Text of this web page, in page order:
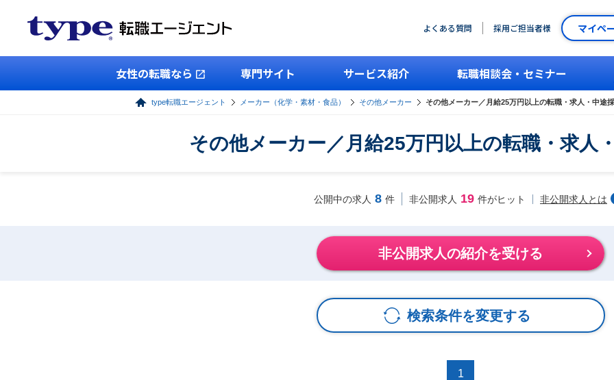
よくある質問 採用ご担当者様 マイペ
女性の転職なら 専門サイト サービス紹介 転職相談会・セミナー
type転職エージェント メーカー（化学・素材・食品） その他メーカー その他メーカー／月給25万円以上の転職・求人・中途
その他メーカー／月給25万円以上の転職・求人
公開中の求人 8 件 非公開求人 19 件がヒット 非公開求人とは
非公開求人の紹介を受ける
検索条件を変更する
1